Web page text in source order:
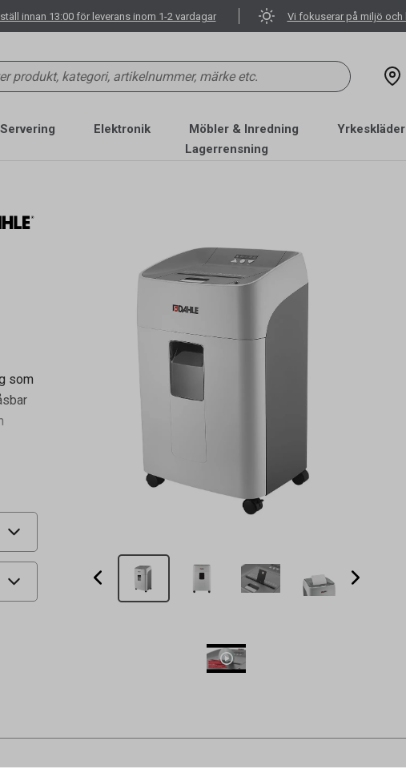
innan 13:00 för leverans inom 1-2 vardagar Vi fokuserar på miljö och
Elektronik Möbler & Inredning
Lagerrensning
som